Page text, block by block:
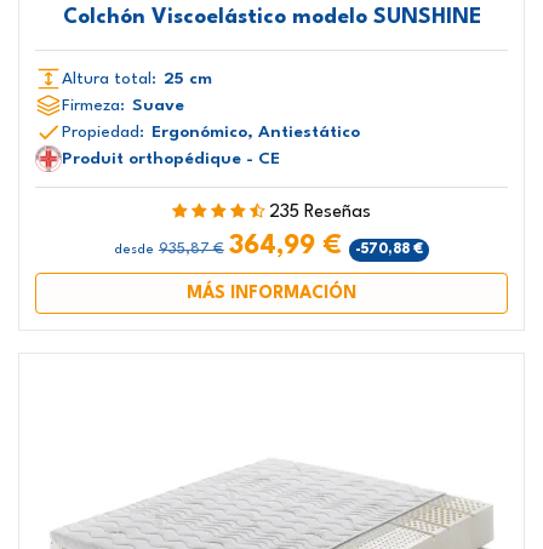
Colchón Viscoelástico modelo SUNSHINE
Altura total: 25 cm
Firmeza: Suave
Propiedad: Ergonómico, Antiestático
Produit orthopédique - CE
235 Reseñas
desde 935,87 € 364,99 € -570,88 €
MÁS INFORMACIÓN